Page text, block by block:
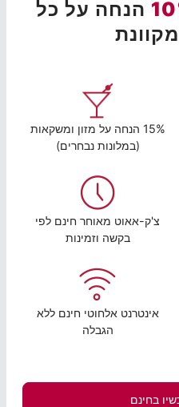
הנחה על כל
15% הנחה על מזון ומשקאות
(במלונות נבחרים)
צ'ק-אאוט מאוחר חינם לפי
בקשה וזמינות
אינטרנט אלחוטי חינם ללא
הגבלה
בחינם